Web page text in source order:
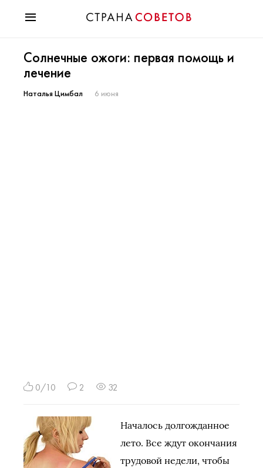
Мода
Звезды
Гороскопы
Солнечные ожоги: первая помощь и
лечение
Наталья Цимбал 6 июня
0/10 2 32
Началось долгожданное
лето. Все ждут окончания
трудовой недели, чтобы